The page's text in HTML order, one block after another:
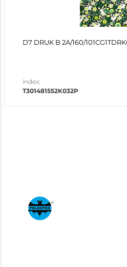
D7 DRUK B 2A/160/
index:
T301481552K032P